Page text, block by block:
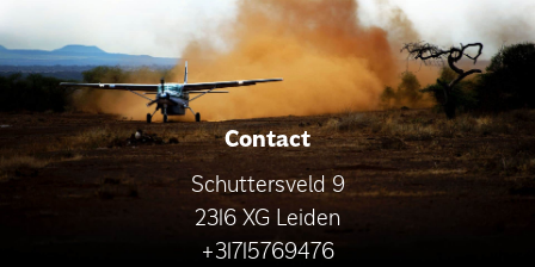
Contact
Schuttersveld 9
2316 XG Leiden
+31715769476